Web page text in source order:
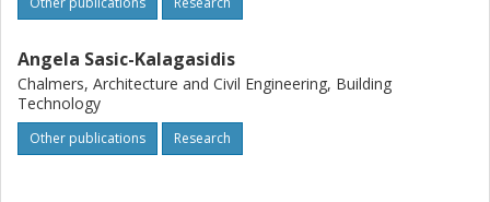
Angela Sasic-Kalagasidis
Chalmers, Architecture and Civil Engineering, Building
Technology
Other publications Research